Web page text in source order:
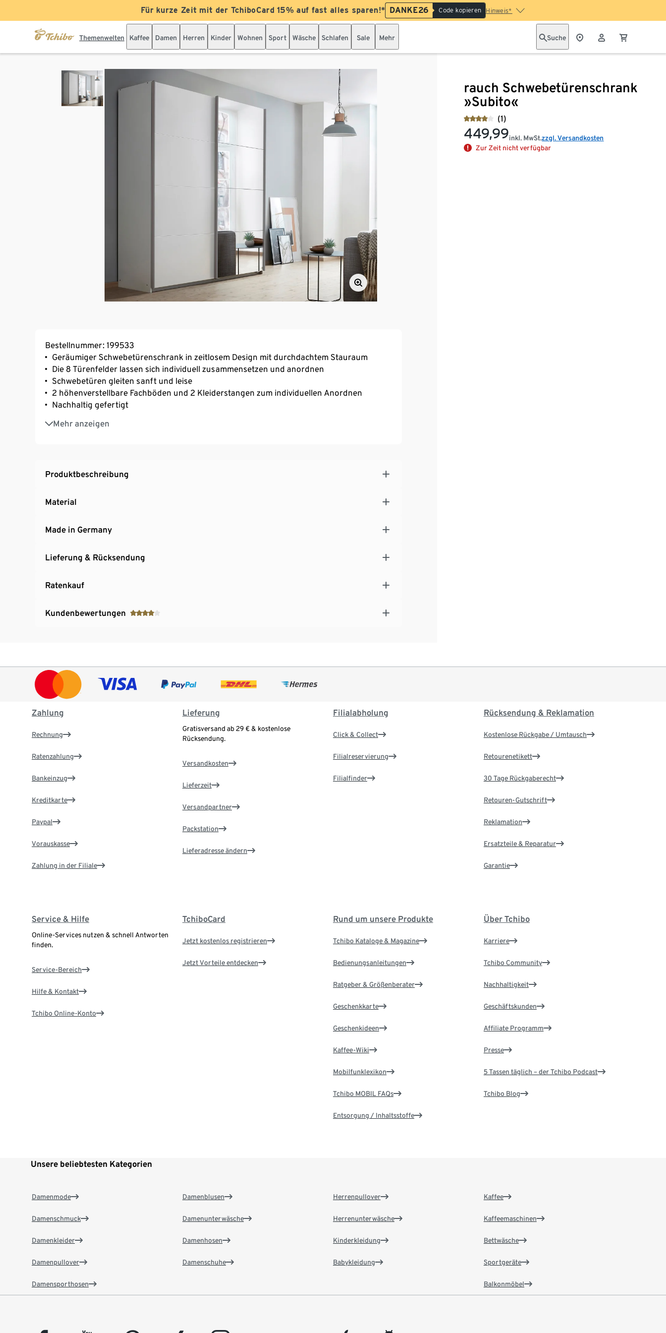
Für kurze Zeit mit der TchiboCard 15% auf fast alles sparen!* DANKE26 Code kopieren Hinweis*
Themenwelten Kaffee Damen Herren Kinder Wohnen Sport Wäsche Schlafen Sale Mehr Suche
rauch Schwebetürenschrank
»Subito«
(1)
449,99inkl. MwSt.zzgl. Versandkosten
Zur Zeit nicht verfügbar
Bestellnummer: 199533
Geräumiger Schwebetürenschrank in zeitlosem Design mit durchdachtem Stauraum
Die 8 Türenfelder lassen sich individuell zusammensetzen und anordnen
Schwebetüren gleiten sanft und leise
2 höhenverstellbare Fachböden und 2 Kleiderstangen zum individuellen Anordnen
Nachhaltig gefertigt
Mehr anzeigen
10 Jahre Garantie
MADE IN GERMANY
Produktbeschreibung
Material
Made in Germany
Lieferung & Rücksendung
Ratenkauf
Kundenbewertungen
Zahlung
Rechnung
Ratenzahlung
Bankeinzug
Kreditkarte
Paypal
Vorauskasse
Zahlung in der Filiale
Lieferung
Gratisversand ab 29 € & kostenlose
Rücksendung.
Versandkosten
Lieferzeit
Versandpartner
Packstation
Lieferadresse ändern
Filialabholung
Click & Collect
Filialreservierung
Filialfinder
Rücksendung & Reklamation
Kostenlose Rückgabe / Umtausch
Retourenetikett
30 Tage Rückgaberecht
Retouren-Gutschrift
Reklamation
Ersatzteile & Reparatur
Garantie
Service & Hilfe
Online-Services nutzen & schnell Antworten
finden.
Service-Bereich
Hilfe & Kontakt
Tchibo Online-Konto
TchiboCard
Jetzt kostenlos registrieren
Jetzt Vorteile entdecken
Rund um unsere Produkte
Tchibo Kataloge & Magazine
Bedienungsanleitungen
Ratgeber & Größenberater
Geschenkkarte
Geschenkideen
Kaffee-Wiki
Mobilfunklexikon
Tchibo MOBIL FAQs
Entsorgung / Inhaltsstoffe
Über Tchibo
Karriere
Tchibo Community
Nachhaltigkeit
Geschäftskunden
Affiliate Programm
Presse
5 Tassen täglich – der Tchibo Podcast
Tchibo Blog
Unsere beliebtesten Kategorien
Damenmode
Damenschmuck
Damenkleider
Damenpullover
Damensporthosen
Damenblusen
Damenunterwäsche
Damenhosen
Damenschuhe
Herrenpullover
Herrenunterwäsche
Kinderkleidung
Babykleidung
Kaffee
Kaffeemaschinen
Bettwäsche
Sportgeräte
Balkonmöbel